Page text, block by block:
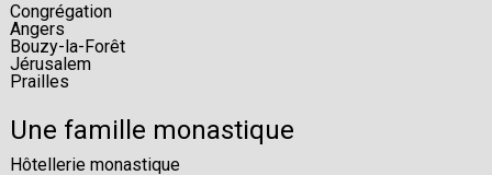
Congrégation
Angers
Bouzy-la-Forêt
Jérusalem
Prailles
Une famille monastique
Hôtellerie monastique